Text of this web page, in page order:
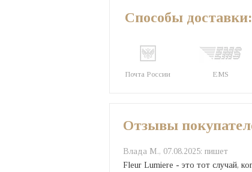
Способы доставки:
Почта России EMS
Отзывы
Влада M., 07.08.2025: пишет
Fleur Lumiere - это тот случай,